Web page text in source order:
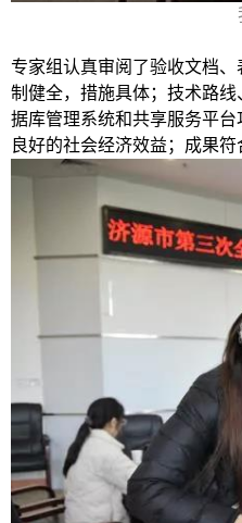
专家组认真审阅了验收文档、
制健全，措施具体；技术路
据库管理系统和共享服务平
良好的社会经济效益；成果